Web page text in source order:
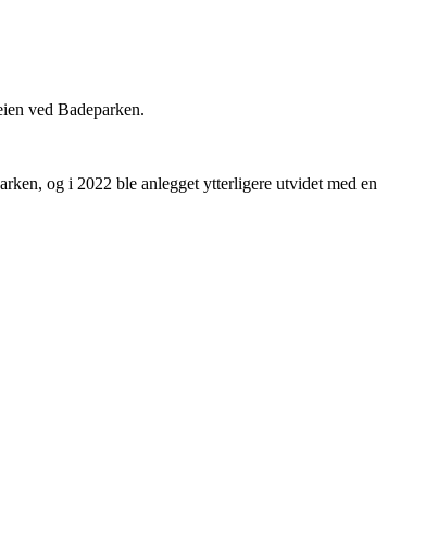
ved Badeparken.
og i 2022 ble anlegget ytterligere utvidet med en